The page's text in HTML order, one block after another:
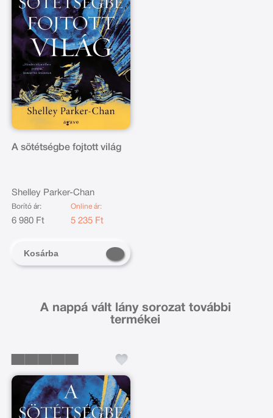
A sötétségbe fojtott világ
Shelley Parker-Chan
Borító ár:
6 980 Ft
Online ár:
5 235 Ft
Kosárba
A nappá vált lány sorozat további
termékei